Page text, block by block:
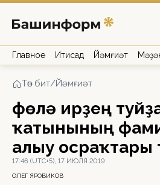
Главное Иҡтисад Йәмғиәт
Төп бит/Йәмғиәт
Өфөлә ирҙең
ҡатынының
алыу осраҡтары
17:46 (UTC+5), 17 ИЮЛЯ 2019
ОЛЕГ ЯРОВИКОВ